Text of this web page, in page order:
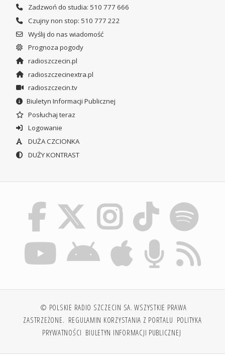
Zadzwoń do studia: 510 777 666
Czujny non stop: 510 777 222
Wyślij do nas wiadomość
Prognoza pogody
radioszczecin.pl
radioszczecinextra.pl
radioszczecin.tv
Biuletyn Informacji Publicznej
Posłuchaj teraz
Logowanie
DUŻA CZCIONKA
DUŻY KONTRAST
© POLSKIE RADIO SZCZECIN SA. WSZYSTKIE PRAWA
ZASTRZEŻONE. REGULAMIN KORZYSTANIA Z PORTALU POLITYKA
PRYWATNOŚCI BIULETYN INFORMACJI PUBLICZNEJ